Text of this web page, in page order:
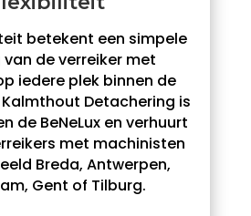
betekent een simpele
de verreiker met
iedere plek binnen de
Kalmthout Detachering is
de BeNeLux en verhuurt
met machinisten
Breda, Antwerpen,
Gent of Tilburg.